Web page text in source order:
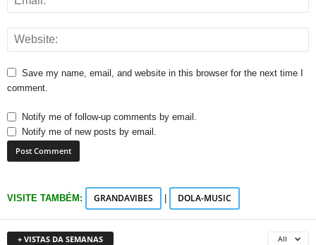
Save my name, email, and website in this browser for the next time I
comment.
Notify me of follow-up comments by email.
Notify me of new posts by email.
VISITE TAMBÉM: GRANDAVIBES DOLA-MUSIC
+ VISTAS DA SEMANAS All